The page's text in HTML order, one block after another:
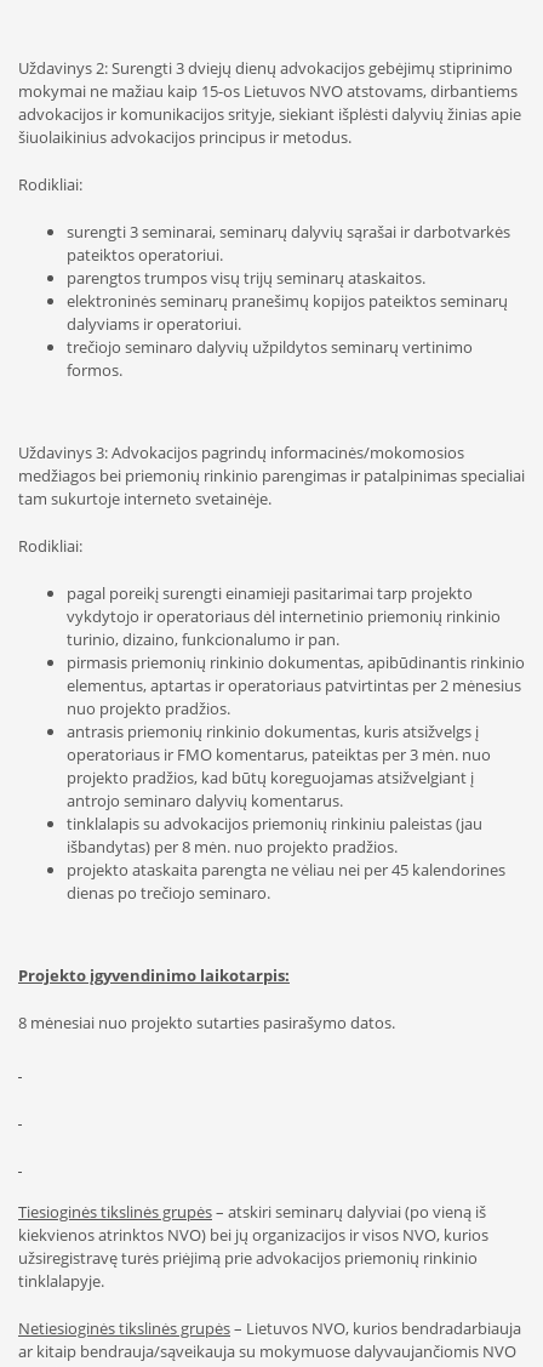
Uždavinys 2: Surengti 3 dviejų dienų advokacijos gebėjimų stiprinimo
mokymai ne mažiau kaip 15-os Lietuvos NVO atstovams, dirbantiems
advokacijos ir komunikacijos srityje, siekiant išplėsti dalyvių žinias apie
šiuolaikinius advokacijos principus ir metodus.
Rodikliai:
surengti 3 seminarai, seminarų dalyvių sąrašai ir darbotvarkės
pateiktos operatoriui.
parengtos trumpos visų trijų seminarų ataskaitos.
elektroninės seminarų pranešimų kopijos pateiktos seminarų
dalyviams ir operatoriui.
trečiojo seminaro dalyvių užpildytos seminarų vertinimo
formos.
Uždavinys 3: Advokacijos pagrindų informacinės/mokomosios
medžiagos bei priemonių rinkinio parengimas ir patalpinimas specialiai
tam sukurtoje interneto svetainėje.
Rodikliai:
pagal poreikį surengti einamieji pasitarimai tarp projekto
vykdytojo ir operatoriaus dėl internetinio priemonių rinkinio
turinio, dizaino, funkcionalumo ir pan.
pirmasis priemonių rinkinio dokumentas, apibūdinantis rinkinio
elementus, aptartas ir operatoriaus patvirtintas per 2 mėnesius
nuo projekto pradžios.
antrasis priemonių rinkinio dokumentas, kuris atsižvelgs į
operatoriaus ir FMO komentarus, pateiktas per 3 mėn. nuo
projekto pradžios, kad būtų koreguojamas atsižvelgiant į
antrojo seminaro dalyvių komentarus.
tinklalapis su advokacijos priemonių rinkiniu paleistas (jau
išbandytas) per 8 mėn. nuo projekto pradžios.
projekto ataskaita parengta ne vėliau nei per 45 kalendorines
dienas po trečiojo seminaro.
Projekto įgyvendinimo laikotarpis:
8 mėnesiai nuo projekto sutarties pasirašymo datos.
Tiesioginės tikslinės grupės– atskiri seminarų dalyviai (po vieną iš
kiekvienos atrinktos NVO) bei jų organizacijos ir visos NVO, kurios
užsiregistravę turės priėjimą prie advokacijos priemonių rinkinio
tinklalapyje.
Netiesioginės tikslinės grupės– Lietuvos NVO, kurios bendradarbiauja
ar kitaip bendrauja/sąveikauja su mokymuose dalyvaujančiomis NVO